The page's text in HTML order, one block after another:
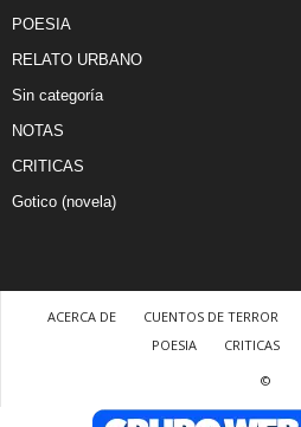
POESIA
RELATO URBANO
Sin categoría
NOTAS
CRITICAS
Gotico (novela)
ACERCA DE CUENTOS DE TERROR
POESIA
CRITICAS
©